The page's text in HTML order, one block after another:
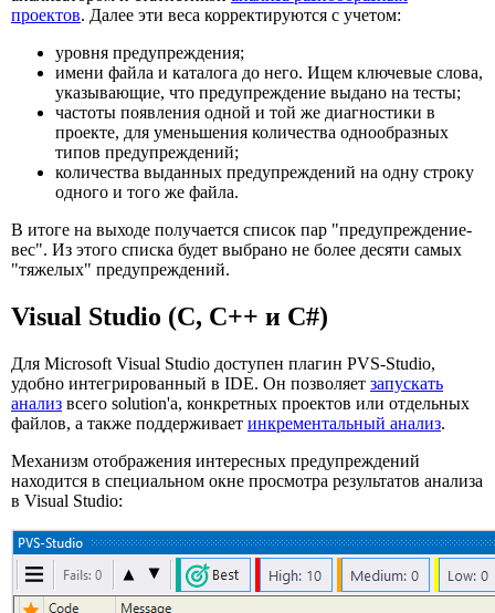
проектов. Далее эти веса корректируются с учетом:
уровня предупреждения;
имени файла и каталога до него. Ищем ключевые слова,
указывающие, что предупреждение выдано на тесты;
частоты появления одной и той же диагностики в
проекте, для уменьшения количества однообразных
типов предупреждений;
количества выданных предупреждений на одну строку
одного и того же файла.
В итоге на выходе получается список пар "предупреждение-
вес". Из этого списка будет выбрано не более десяти самых
"тяжелых" предупреждений.
Visual Studio (C, C++ и C#)
Для Microsoft Visual Studio доступен плагин PVS-Studio,
удобно интегрированный в IDE. Он позволяет запускать
анализ всего solution'а, конкретных проектов или отдельных
файлов, а также поддерживает инкрементальный анализ.
Механизм отображения интересных предупреждений
находится в специальном окне просмотра результатов анализа
в Visual Studio: